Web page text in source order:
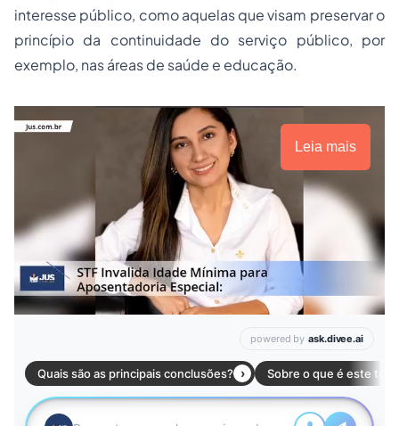
interesse público, como aquelas que visam preservar o
princípio da continuidade do serviço público, por
exemplo, nas áreas de saúde e educação.
Leia mais